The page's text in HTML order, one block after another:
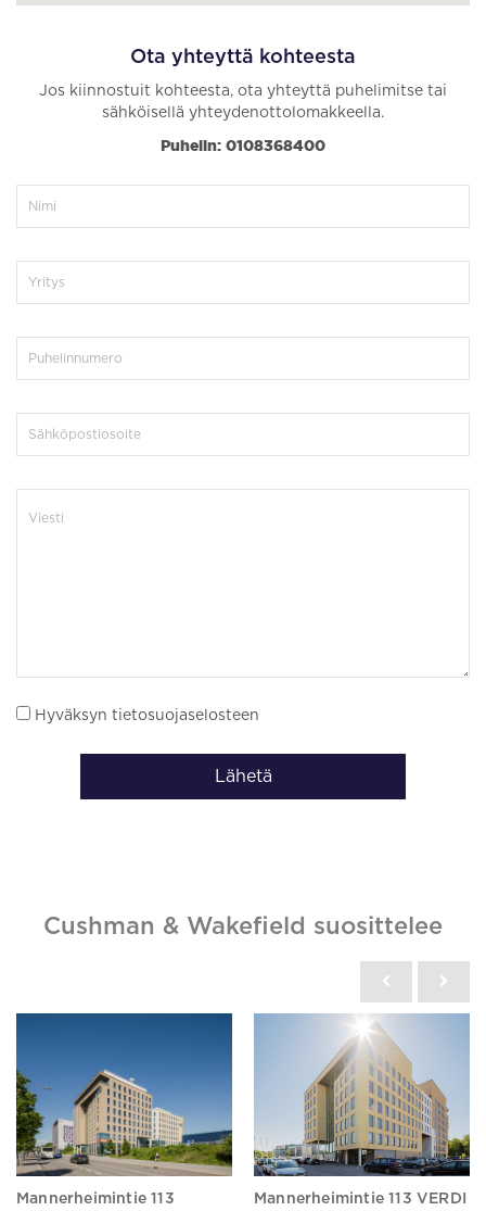
Ota yhteyttä kohteesta
Jos kiinnostuit kohteesta, ota yhteyttä puhelimitse tai
sähköisellä yhteydenottolomakkeella.
Puhelin: 0108368400
Hyväksyn tietosuojaselosteen
Lähetä
Cushman & Wakefield suosittelee
Mannerheimintie 113
Mannerheimintie 113 VERDI